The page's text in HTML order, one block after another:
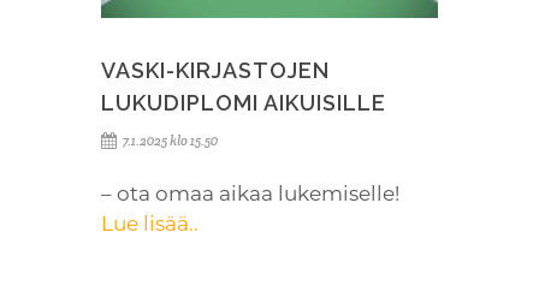
VASKI-KIRJASTOJEN
LUKUDIPLOMI AIKUISILLE
7.1.2025 klo 15.50
– ota omaa aikaa lukemiselle!
Lue lisää..